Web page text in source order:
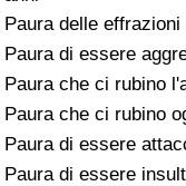
Paura delle
Paura di essere
Paura che ci rubino
Paura che ci rubino
Paura di essere
Paura di essere
Indice
Indice